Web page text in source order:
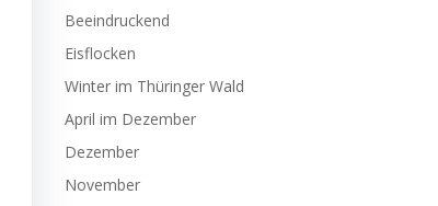
Beeindruckend
Eisflocken
Winter im Thüringer Wald
April im Dezember
Dezember
November